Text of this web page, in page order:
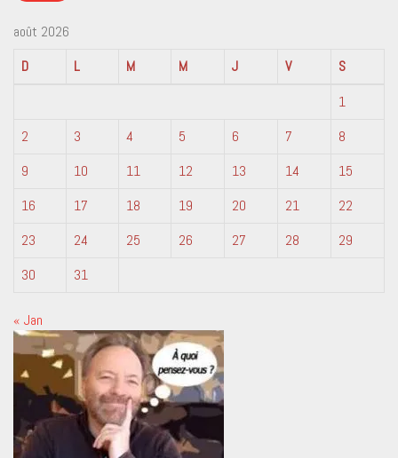
août 2026
D
L M M J V
S
1
2
3 4 5 6 7
8
9
10 11 12 13 14
15
16
17 18 19 20 21
22
23
24 25 26 27 28
29
30
31
« Jan